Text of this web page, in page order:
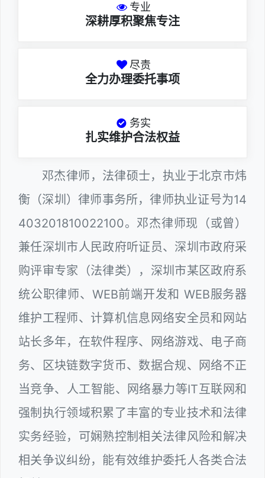
专业
深耕厚积聚焦专注
尽责
全力办理委托事项
务实
扎实维护合法权益
邓杰律师，法律硕士，执业于北京市炜
衡（深圳）律师事务所，律师执业证号为14
403201810022100。邓杰律师现（或曾）
兼任深圳市人民政府听证员、深圳市政府采
购评审专家（法律类），深圳市某区政府系
统公职律师、WEB前端开发和 WEB服务器
维护工程师、计算机信息网络安全员和网站
站长多年，在软件程序、网络游戏、电子商
务、区块链数字货币、数据合规、网络不正
当竞争、人工智能、网络暴力等IT互联网和
强制执行领域积累了丰富的专业技术和法律
实务经验，可娴熟控制相关法律风险和解决
相关争议纠纷，能有效维护委托人各类合法